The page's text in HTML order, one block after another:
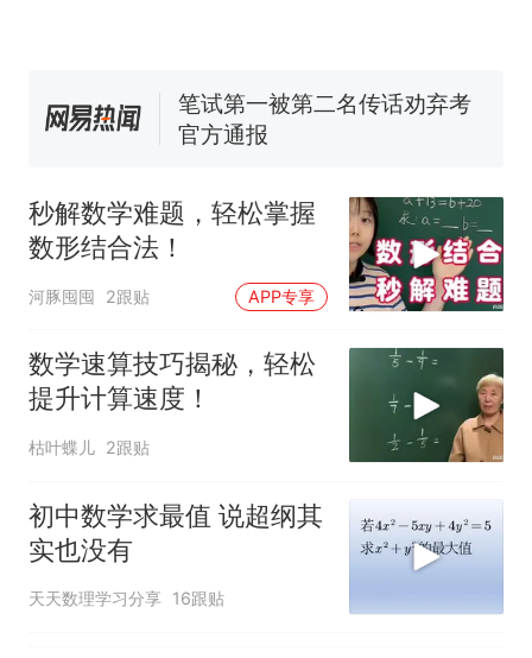
热 那个在床头放菜刀的女孩，
因老师一句“跟我回家”改写了
秒解数学难题，轻松掌握
数形结合法！
河豚囤囤 2跟贴 APP专享
数学速算技巧揭秘，轻松
提升计算速度！
枯叶蝶儿 2跟贴
初中数学求最值 说超纲其
实也没有
天天数理学习分享 16跟贴